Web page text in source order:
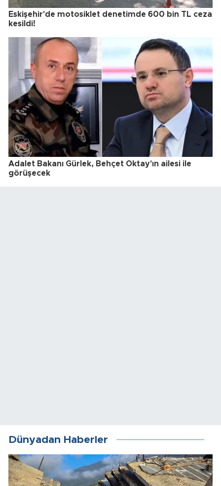
Eskişehir'de motosiklet denetimde 600 bin TL ceza
kesildi!
Adalet Bakanı Gürlek, Behçet Oktay'ın ailesi ile
görüşecek
Dünyadan Haberler